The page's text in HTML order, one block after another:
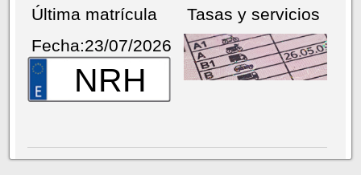
Última matrícula
Fecha:23/07/2026
NRH
Tasas y servicios